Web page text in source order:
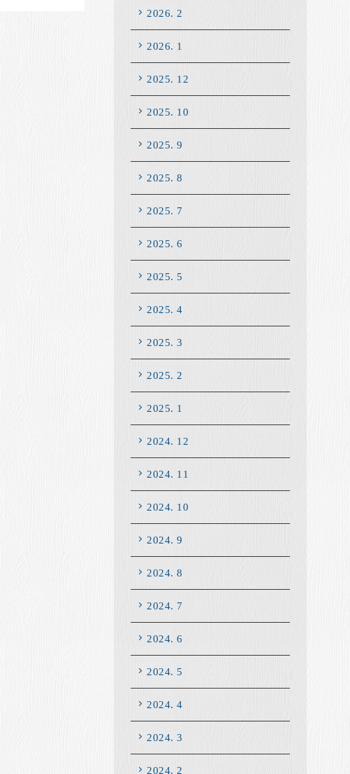
2026. 2
2026. 1
2025. 12
2025. 10
2025. 9
2025. 8
2025. 7
2025. 6
2025. 5
2025. 4
2025. 3
2025. 2
2025. 1
2024. 12
2024. 11
2024. 10
2024. 9
2024. 8
2024. 7
2024. 6
2024. 5
2024. 4
2024. 3
2024. 2